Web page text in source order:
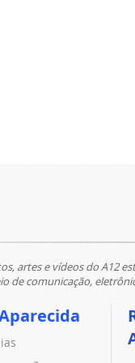
artes e vídeos do A12
comunicação,